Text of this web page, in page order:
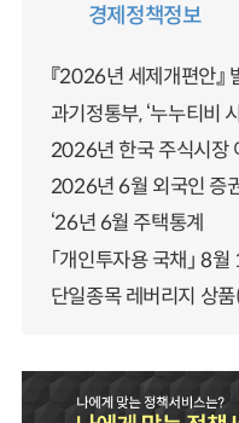
경제정책정보
『2026년 세제개편안』
과기정통부, ‘누누티비
2026년 한국 주식시장
2026년 6월 외국인 증
‘26년 6월 주택통계
「개인투자용 국채」 8